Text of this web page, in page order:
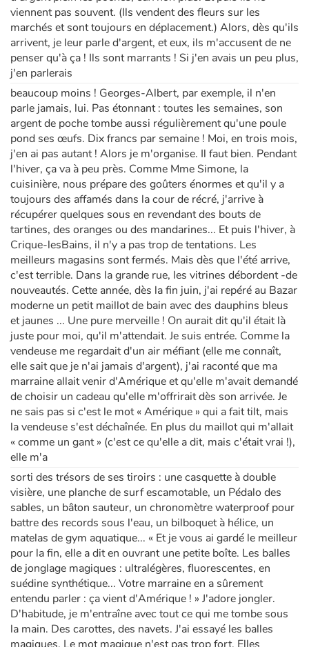
viennent pas souvent. (Ils vendent des fleurs sur les
marchés et sont toujours en déplacement.) Alors, dès qu'ils
arrivent, je leur parle d'argent, et eux, ils m'accusent de ne
penser qu'à ça ! Ils sont marrants ! Si j'en avais un peu plus,
j'en parlerais
beaucoup moins ! Georges-Albert, par exemple, il n'en
parle jamais, lui. Pas étonnant : toutes les semaines, son
argent de poche tombe aussi régulièrement qu'une poule
pond ses œufs. Dix francs par semaine ! Moi, en trois mois,
j'en ai pas autant ! Alors je m'organise. Il faut bien. Pendant
l'hiver, ça va à peu près. Comme Mme Simone, la
cuisinière, nous prépare des goûters énormes et qu'il y a
toujours des affamés dans la cour de récré, j'arrive à
récupérer quelques sous en revendant des bouts de
tartines, des oranges ou des mandarines... Et puis l'hiver, à
Crique-les­Bains, il n'y a pas trop de tentations. Les
meilleurs magasins sont fermés. Mais dès que l'été arrive,
c'est terrible. Dans la grande rue, les vitrines débordent -de
nouveautés. Cette année, dès la fin juin, j'ai repéré au Bazar
moderne un petit maillot de bain avec des dauphins bleus
et jaunes ... Une pure merveille ! On aurait dit qu'il était là
juste pour moi, qu'il m'attendait. Je suis entrée. Comme la
vendeuse me regardait d'un air méfiant (elle me connaît,
elle sait que je n'ai jamais d'argent), j'ai raconté que ma
marraine allait venir d'Amérique et qu'elle m'avait demandé
de choisir un cadeau qu'elle m'offrirait dès son arrivée. Je
ne sais pas si c'est le mot « Amérique » qui a fait tilt, mais
la vendeuse s'est déchaînée. En plus du maillot qui m'allait
« comme un gant » (c'est ce qu'elle a dit, mais c'était vrai !),
elle m'a
sorti des trésors de ses tiroirs : une casquette à double
visière, une planche de surf escamotable, un Pédalo des
sables, un bâton sauteur, un chronomètre waterproof pour
battre des records sous l'eau, un bilboquet à hélice, un
matelas de gym aquatique... « Et je vous ai gardé le meilleur
pour la fin, elle a dit en ouvrant une petite boîte. Les balles
de jonglage magiques : ultralégères, fluorescentes, en
suédine synthétique... Votre marraine en a sûre­ment
entendu parler : ça vient d'Amérique ! » J'adore jongler.
D'habitude, je m'entraîne avec tout ce qui me tombe sous
la main. Des carottes, des navets. J'ai essayé les balles